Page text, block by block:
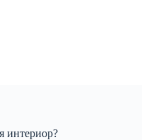
интериор?